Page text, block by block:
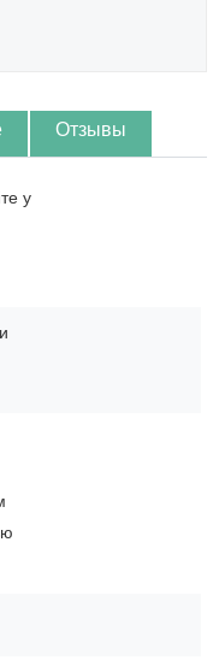
Отзывы
у